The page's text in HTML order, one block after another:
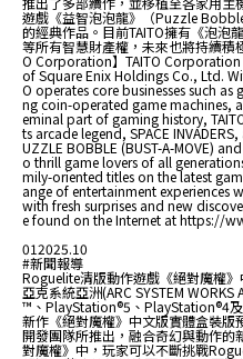
遊戲《益智泡泡龍》（Puzzle
的經典作品。目前TAITO擁有《泡泡
等所有智慧財產權，未來也將持續積
O Corporation】TAITO
of Square Enix Holdings Co., Ltd.
O operates core businesses such
ng coin-operated game machines,
eminal part of gaming history,
ts arcade legend, SPACE
UZZLE BOBBLE (BUST-A-MOVE)
o thrill game lovers of all
mily-oriented titles on the latest
ange of entertainment experiences
with fresh surprises and new
e found on the Internet at https://
012025.10
#新聞報導
Roguelite清版動作遊戲《絕對魔權》
亞克系統亞洲(ARC SYSTEM
™、PlayStation®5、PlayStation®4
新作《絕對魔權》中文版實體盒裝
開發團隊所推出，融合奇幻與動作
對魔權》中，玩家可以不斷挑戰